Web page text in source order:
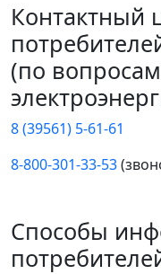
Контактный
(по
8 (39561) 5-61-61
8-800-301-33-53
Способы